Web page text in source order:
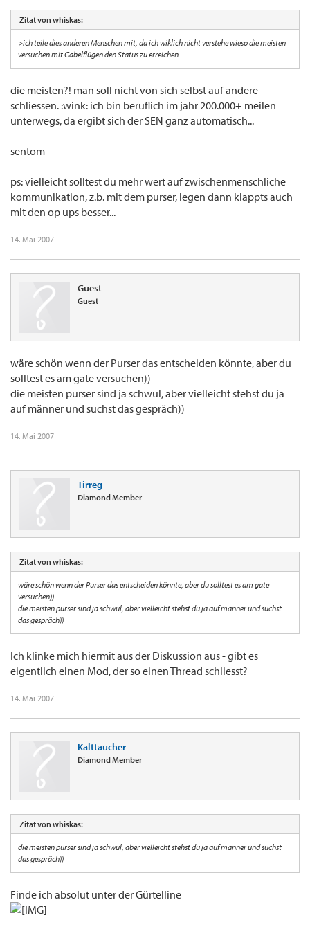
Zitat von whiskas:
>ich teile dies anderen Menschen mit, da ich wiklich nicht verstehe wieso die meisten
versuchen mit Gabelflügen den Status zu erreichen
die meisten?! man soll nicht von sich selbst auf andere
schliessen. :wink: ich bin beruflich im jahr 200.000+ meilen
unterwegs, da ergibt sich der SEN ganz automatisch...
sentom
ps: vielleicht solltest du mehr wert auf zwischenmenschliche
kommunikation, z.b. mit dem purser, legen dann klappts auch
mit den op ups besser...
14. Mai 2007
Guest
Guest
wäre schön wenn der Purser das entscheiden könnte, aber du
solltest es am gate versuchen))
die meisten purser sind ja schwul, aber vielleicht stehst du ja
auf männer und suchst das gespräch))
14. Mai 2007
Tirreg
Diamond Member
Zitat von whiskas:
wäre schön wenn der Purser das entscheiden könnte, aber du solltest es am gate
versuchen))
die meisten purser sind ja schwul, aber vielleicht stehst du ja auf männer und suchst
das gespräch))
Ich klinke mich hiermit aus der Diskussion aus - gibt es
eigentlich einen Mod, der so einen Thread schliesst?
14. Mai 2007
Kalttaucher
Diamond Member
Zitat von whiskas:
die meisten purser sind ja schwul, aber vielleicht stehst du ja auf männer und suchst
das gespräch))
Finde ich absolut unter der Gürtelline